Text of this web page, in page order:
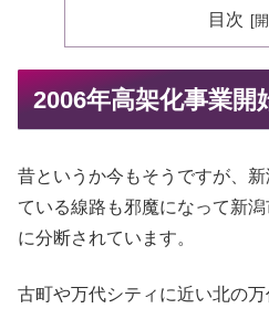
目次
2006年高架化事業開
昔というか今もそうですが、
ている線路も邪魔になって新
に分断されています。
古町や万代シティに近い北の